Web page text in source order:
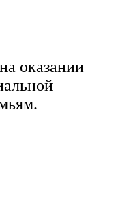
оказании